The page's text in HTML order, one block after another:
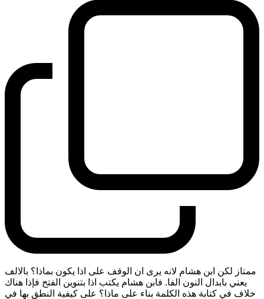
ممتاز لكن ابن هشام لانه يرى ان الوقف على اذا يكون بماذا؟ بالالف
يعني بابدال النون الفا. فابن هشام يكتب اذا بتنوين الفتح فإذا هناك
خلاف في كتابة هذه الكلمة بناء على ماذا؟ على كيفية النطق بها في